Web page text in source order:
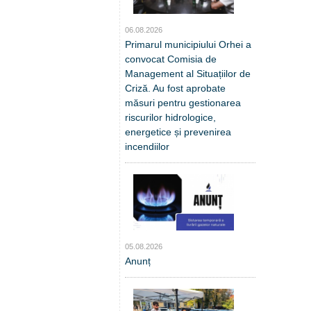
06.08.2026
Primarul municipiului Orhei a
convocat Comisia de
Management al Situațiilor de
Criză. Au fost aprobate
măsuri pentru gestionarea
riscurilor hidrologice,
energetice și prevenirea
incendiilor
05.08.2026
Anunț